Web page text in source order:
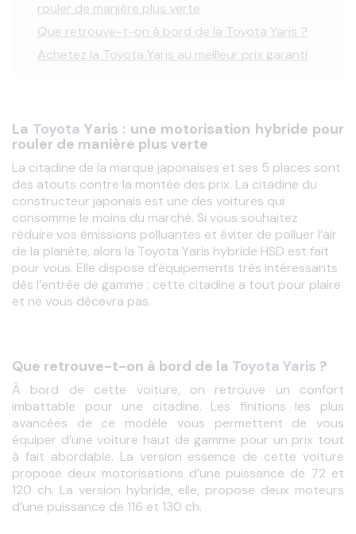
rouler de manière plus verte
Que retrouve-t-on à bord de la Toyota Yaris ?
Achetez la Toyota Yaris au meilleur prix garanti
La Toyota Yaris : une motorisation hybride pour
rouler de manière plus verte
La citadine de la marque japonaises et ses 5 places sont
des atouts contre la montée des prix. La citadine du
constructeur japonais est une des voitures qui
consomme le moins du marché. Si vous souhaitez
réduire vos émissions polluantes et éviter de polluer l’air
de la planète, alors la Toyota Yaris hybride HSD est fait
pour vous. Elle dispose d’équipements très intéressants
dès l’entrée de gamme : cette citadine a tout pour plaire
Que retrouve-t-on à bord de la Toyota Yaris ?
À bord de cette voiture, on retrouve un confort
imbattable pour une citadine. Les finitions les plus
avancées de ce modèle vous permettent de vous
équiper d’une voiture haut de gamme pour un prix tout
à fait abordable. La version essence de cette voiture
propose deux motorisations d’une puissance de 72 et
120 ch. La version hybride, elle, propose deux moteurs
d’une puissance de 116 et 130 ch.